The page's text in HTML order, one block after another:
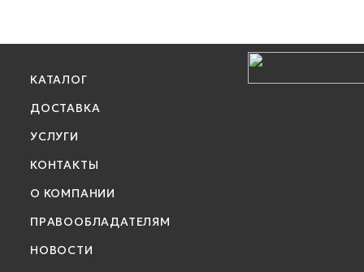
КАТАЛОГ
ДОСТАВКА
УСЛУГИ
КОНТАКТЫ
О КОМПАНИИ
ПРАВООБЛАДАТЕЛЯМ
НОВОСТИ